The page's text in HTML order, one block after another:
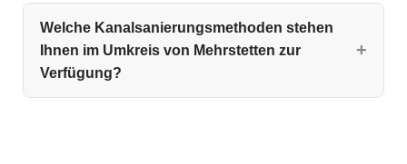
Welche Kanalsanierungsmethoden stehen
Ihnen im Umkreis von Mehrstetten zur
Verfügung?